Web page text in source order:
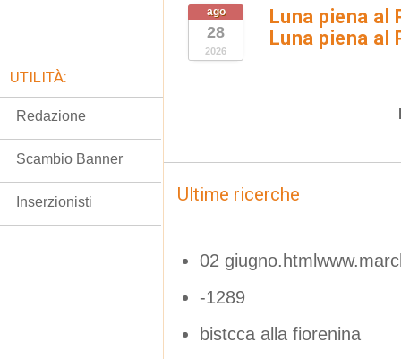
ago
28
2026
Luna piena al
Luna piena al
Ultime ricerche
02
-1289
bistcca alla fiorenina
UTILITÀ:
Redazione
Scambio Banner
Inserzionisti